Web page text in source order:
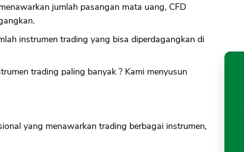
jumlah pasangan mata uang, CFD
instrumen trading yang bisa diperdagangkan di
trading paling banyak ? Kami menyusun
yang menawarkan trading berbagai instrumen,